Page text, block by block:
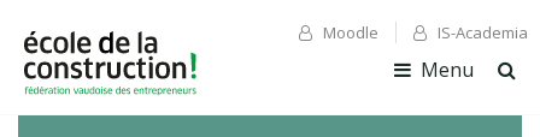
✕ Fermer
✕ Fermer
Moodle IS-Academia
Menu
la